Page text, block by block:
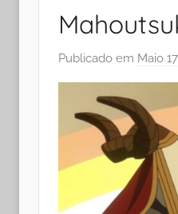
Publicado em Maio